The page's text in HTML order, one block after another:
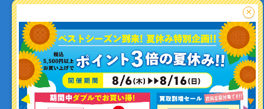
釣り情報を
よくあるご質問
お問い合わせ
利用者資金の保全方法
×